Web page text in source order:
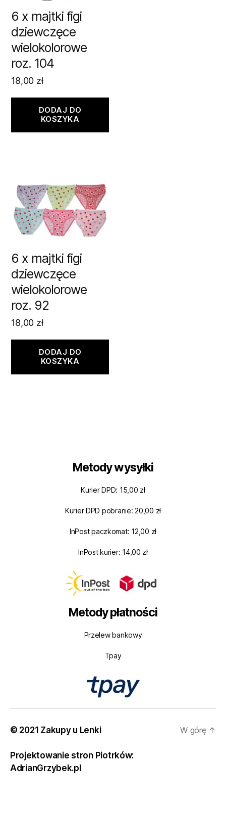
6 x majtki figi
dziewczęce
wielokolorowe
roz. 104
18,00 zł
DODAJ DO
KOSZYKA
6 x majtki figi
dziewczęce
wielokolorowe
roz. 92
18,00 zł
DODAJ DO
KOSZYKA
Metody wysyłki
Kurier DPD: 15,00 zł
Kurier DPD pobranie: 20,00 zł
InPost paczkomat: 12,00 zł
InPost kurier: 14,00 zł
Metody płatności
Przelew bankowy
Tpay
© 2021 Zakupy u Lenki
Projektowanie stron Piotrków:
AdrianGrzybek.pl
W górę ↑